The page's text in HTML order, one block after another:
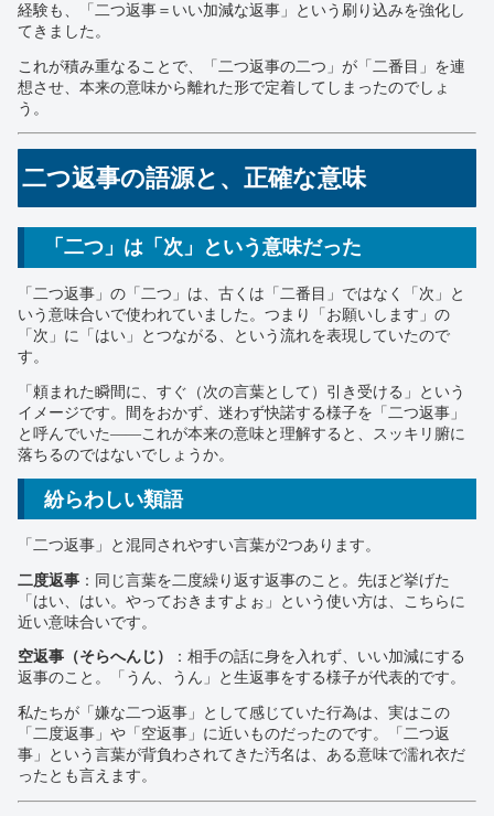
経験も、「二つ返事＝いい加減な返事」という刷り込みを強化し
てきました。
これが積み重なることで、「二つ返事の二つ」が「二番目」を連
想させ、本来の意味から離れた形で定着してしまったのでしょ
う。
二つ返事の語源と、正確な意味
「二つ」は「次」という意味だった
「二つ返事」の「二つ」は、古くは「二番目」ではなく「次」と
いう意味合いで使われていました。つまり「お願いします」の
「次」に「はい」とつながる、という流れを表現していたので
す。
「頼まれた瞬間に、すぐ（次の言葉として）引き受ける」という
イメージです。間をおかず、迷わず快諾する様子を「二つ返事」
と呼んでいた——これが本来の意味と理解すると、スッキリ腑に
落ちるのではないでしょうか。
紛らわしい類語
「二つ返事」と混同されやすい言葉が2つあります。
二度返事 ：同じ言葉を二度繰り返す返事のこと。先ほど挙げた
「はい、はい。やっておきますよぉ」という使い方は、こちらに
近い意味合いです。
空返事（そらへんじ）
：相手の話に身を入れず、いい加減にする
返事のこと。「うん、うん」と生返事をする様子が代表的です。
私たちが「嫌な二つ返事」として感じていた行為は、実はこの
「二度返事」や「空返事」に近いものだったのです。「二つ返
事」という言葉が背負わされてきた汚名は、ある意味で濡れ衣だ
ったとも言えます。